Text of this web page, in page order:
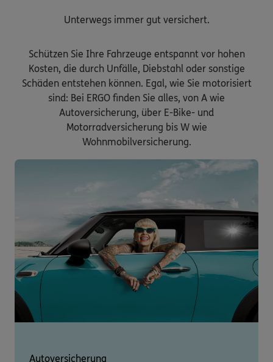
Unterwegs immer gut versichert.
Schützen Sie Ihre Fahrzeuge entspannt vor hohen
Kosten, die durch Unfälle, Diebstahl oder sonstige
Schäden entstehen können. Egal, wie Sie motorisiert
sind: Bei ERGO finden Sie alles, von A wie
Autoversicherung, über E-Bike- und
Motorradversicherung bis W wie
Wohnmobilversicherung.
Autoversicherung